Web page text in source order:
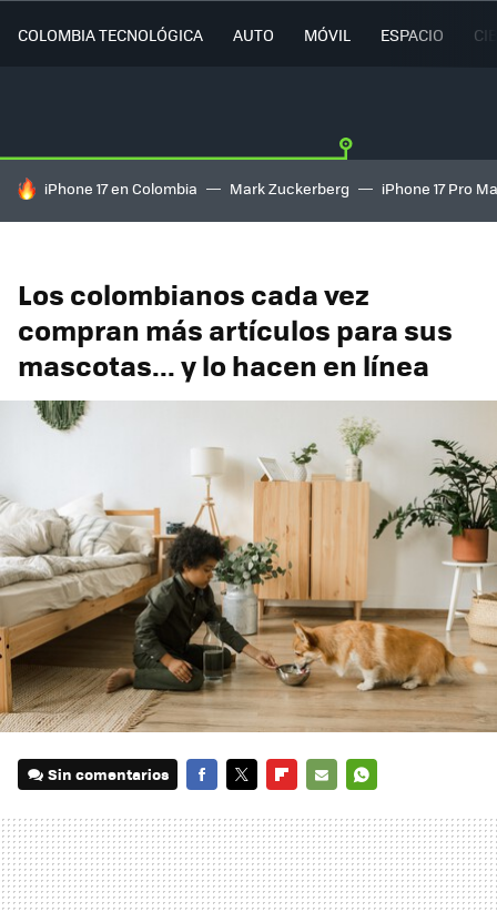
COLOMBIA TECNOLÓGICA AUTO MÓVIL ESPACIO
HOY SE HABLA DE
iPhone 17 en Colombia Mark Zuckerberg iPhone 17 Pro
Los colombianos cada vez
compran más artículos para sus
mascotas... y lo hacen en línea
Sin comentarios
MAIL